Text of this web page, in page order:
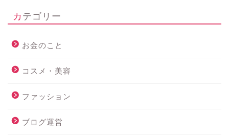
カテゴリー
お金のこと
コスメ・美容
ファッション
ブログ運営